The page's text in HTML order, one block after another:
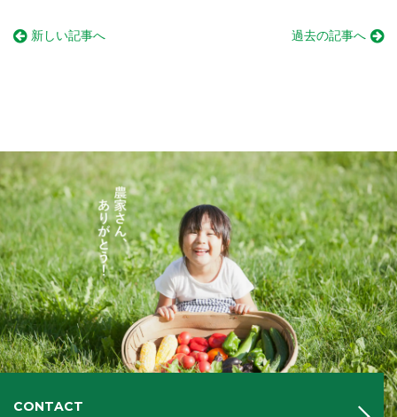
新しい記事へ 過去の記事へ
CONTACT